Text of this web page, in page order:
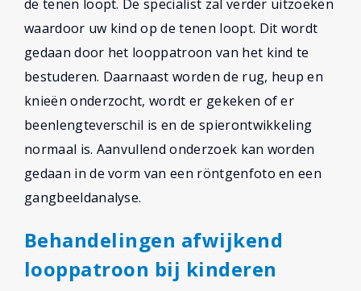
de tenen loopt. De specialist zal verder uitzoeken
waardoor uw kind op de tenen loopt. Dit wordt
gedaan door het looppatroon van het kind te
bestuderen. Daarnaast worden de rug, heup en
knieën onderzocht, wordt er gekeken of er
beenlengteverschil is en de spierontwikkeling
normaal is. Aanvullend onderzoek kan worden
gedaan in de vorm van een röntgenfoto en een
gangbeeldanalyse.
Behandelingen afwijkend
looppatroon bij kinderen